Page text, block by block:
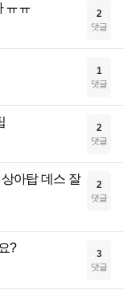
ㅠㅠ 2
댓글
1
댓글
2
댓글
아탑 데스 잘
2
댓글
? 3
댓글